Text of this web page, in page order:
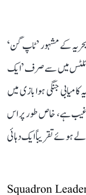
کے مشہور ’ٹاپ گن‘
پائلٹس میں سے صرف ’ایک
جنگی ہوا بازی میں
ہے، خاص طور پر اس
ہوئے تقریباً ایک دہائی
Squadron